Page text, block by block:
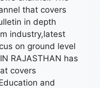
that covers
in depth
industry,latest
on ground level
RAJASTHAN has
covers
and